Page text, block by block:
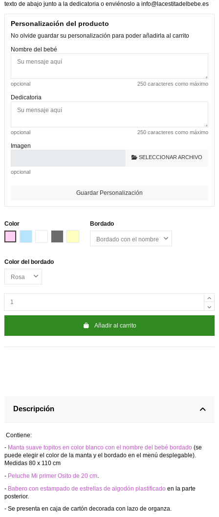
texto de abajo junto a la dedicatoria o enviénoslo a info@lacestitadelbebe.es
Personalización del producto
No olvide guardar su personalización para poder añadirla al carrito
Nombre del bebé
opcional 250 caracteres como máximo
Dedicatoria
opcional 250 caracteres como máximo
Imagen
SELECCIONAR ARCHIVO
opcional
Guardar Personalización
Color
Bordado
Color del bordado
Añadir al carrito
Descripción
Contiene:
- Manta suave topitos en color blanco con el nombre del bebé bordado (se
puede elegir el color de la manta y el bordado en el menú desplegable).
Medidas 80 x 110 cm
- Peluche Mi primer Osito de 20 cm.
- Babero con estampado de estrellas de algodón plastificado en la parte
posterior.
- Se presenta en caja de cartón decorada con lazo de organza.